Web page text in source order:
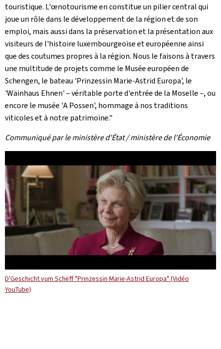
touristique. L'œnotourisme en constitue un pilier central qui
joue un rôle dans le développement de la région et de son
emploi, mais aussi dans la préservation et la présentation aux
visiteurs de l'histoire luxembourgeoise et européenne ainsi
que des coutumes propres à la région. Nous le faisons à travers
une multitude de projets comme le Musée européen de
Schengen, le bateau 'Prinzessin Marie-Astrid Europa', le
'Wäinhaus Ehnen' – véritable porte d'entrée de la Moselle –, ou
encore le musée 'A Possen', hommage à nos traditions
viticoles et à notre patrimoine."
Communiqué par le ministère d'État / ministère de l'Économie
D'Geschicht vum Schëff "Prinzessin Marie-Astrid Europa" (Vidéo
YouTube)